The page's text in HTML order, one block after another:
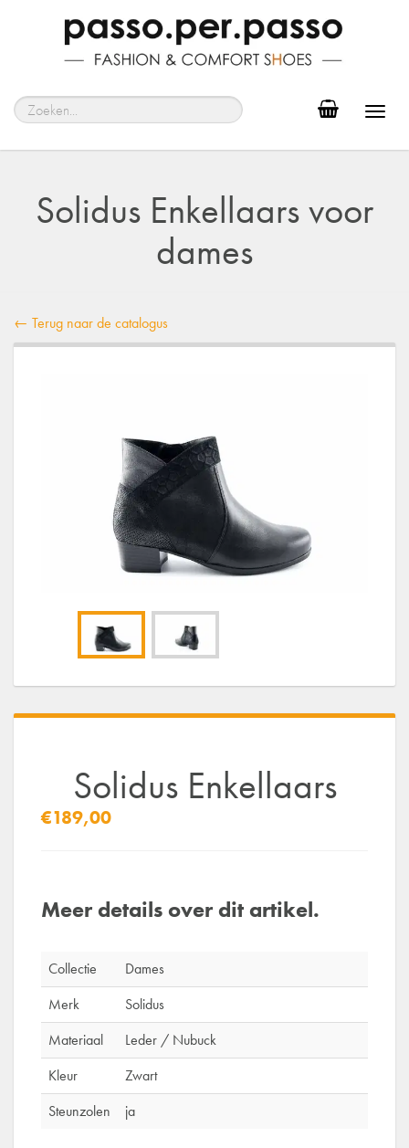
Solidus Enkellaars voor
dames
← Terug naar de catalogus
Solidus Enkellaars
€189,00
Meer details over dit artikel.
Collectie
Dames
Merk
Solidus
Materiaal
Leder / Nubuck
Kleur
Zwart
Steunzolen
ja